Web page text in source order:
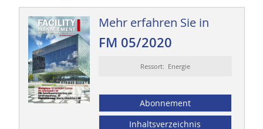
Mehr erfahren Sie in
FM 05/2020
Ressort: Energie
Abonnement
Inhaltsverzeichnis